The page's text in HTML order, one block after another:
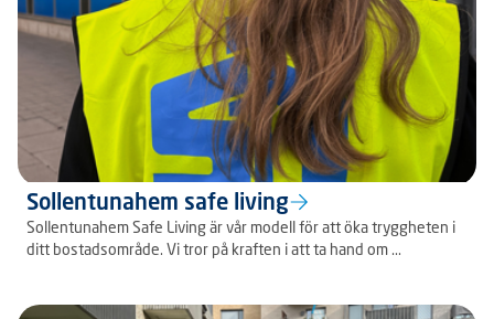
Sollentunahem safe living
Sollentunahem Safe Living är vår modell för att öka tryggheten i
ditt bostadsområde. Vi tror på kraften i att ta hand om ...